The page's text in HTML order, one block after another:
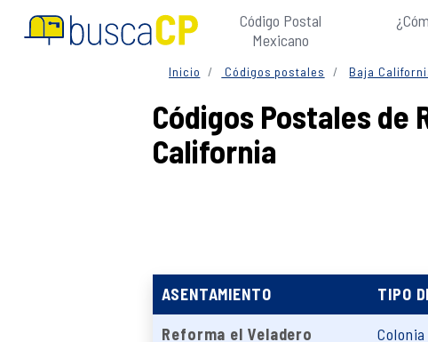
Código Postal
Mexicano
Inicio Códigos postales Baja
Códigos Postales de
California
ASENTAMIENTO TIPO
Reforma el Veladero Colonia